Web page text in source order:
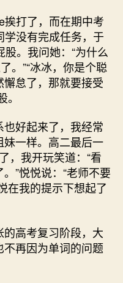
打了，而在期中考
没有完成任务，于
。我问她：“为什么
。”“冰冰，你是个聪
怠了，那就要接受
好起来了，我经常
一样。高二最后一
，我开玩笑道：“看
”悦悦说：“老师不要
在我的提示下想起了
高考复习阶段，大
再因为单词的问题